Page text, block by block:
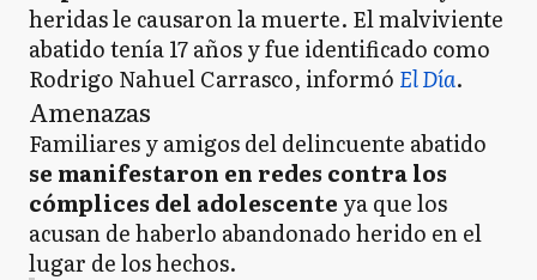
heridas le causaron la muerte. El malviviente
abatido tenía 17 años y fue identificado como
Rodrigo Nahuel Carrasco, informó El Día.
Amenazas
Familiares y amigos del delincuente abatido
se manifestaron en redes contra los
cómplices del adolescente ya que los
acusan de haberlo abandonado herido en el
lugar de los hechos.